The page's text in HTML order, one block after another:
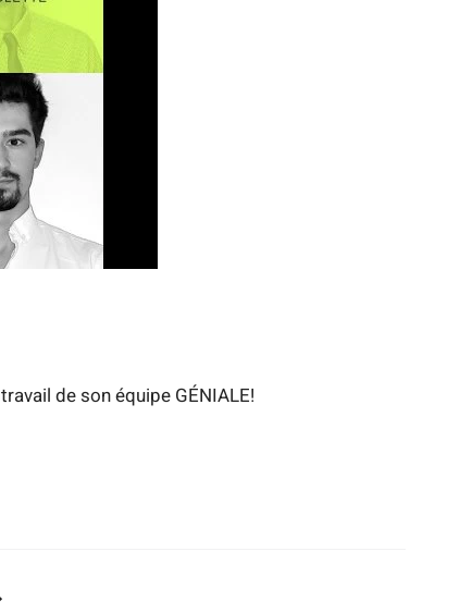
de son équipe GÉNIALE!